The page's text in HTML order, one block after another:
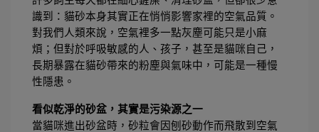
識到：貓砂本身其實正在悄悄影響家裡的空氣品質。
對我們人類來說，空氣裡多一點灰塵可能只是小麻
煩；但對於呼吸敏感的人、孩子，甚至是貓咪自己，
長期暴露在貓砂帶來的粉塵與氣味中，可能是一種慢
性隱患。
看似乾淨的砂盆，其實是污染源之一
當貓咪進出砂盆時，砂粒會因刨砂動作而飛散到空氣